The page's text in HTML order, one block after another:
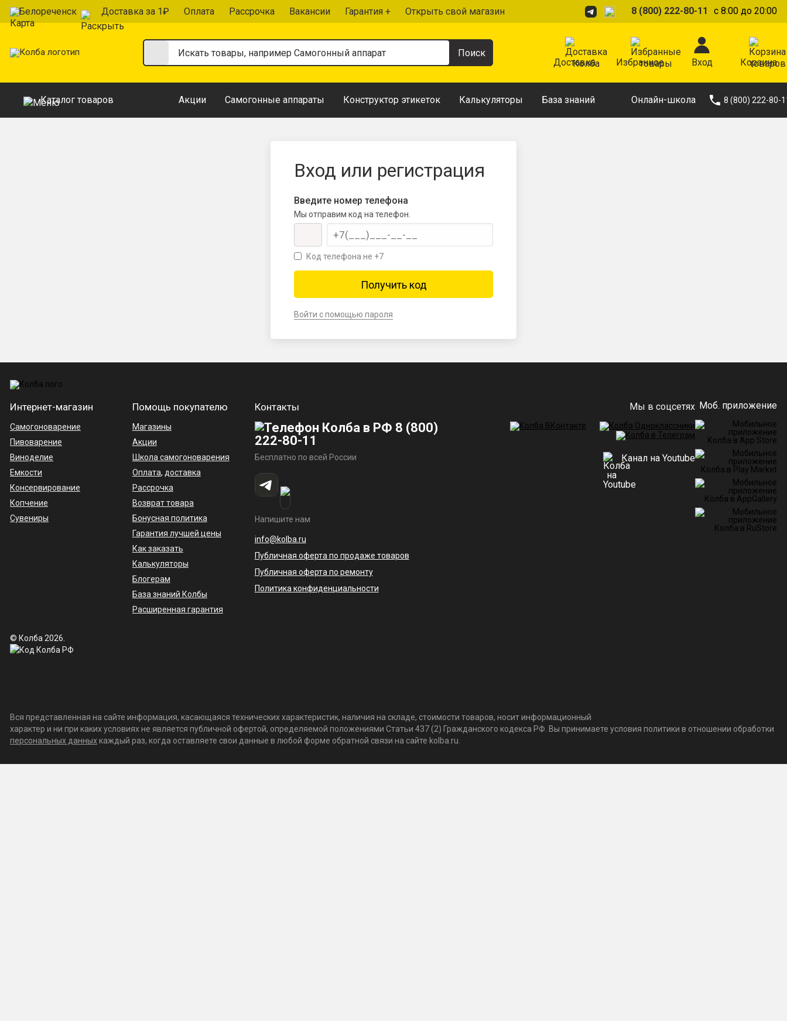
Белореченск Доставка за 1₽ Оплата Рассрочка Вакансии Гарантия + Открыть свой магазин 8 (800) 222-80-11 с 8:00 до 20:00
Доставка Избранное Вход Корзина
Каталог товаров Акции Самогонные аппараты Конструктор этикеток Калькуляторы База знаний Онлайн-школа 8 (800) 222-80-
Вход или регистрация
Введите номер телефона
Мы отправим код на телефон.
Код телефона не +7
Войти с помощью пароля
Интернет-магазин
Самогоноварение
Пивоварение
Виноделие
Емкости
Консервирование
Копчение
Сувениры
Помощь покупателю
Магазины
Акции
Школа самогоноварения
Оплата, доставка
Рассрочка
Возврат товара
Бонусная политика
Гарантия лучшей цены
Как заказать
Калькуляторы
Блогерам
База знаний Колбы
Расширенная гарантия
Контакты
8 (800)
222-80-11
Бесплатно по всей России
Напишите нам
info@kolba.ru
Публичная оферта по продаже товаров
Публичная оферта по ремонту
Политика конфиденциальности
Мы в соцсетях
Канал на Youtube
Моб. приложение
© Колба 2026.
Вся представленная на сайте информация, касающаяся технических характеристик, наличия на складе, стоимости товаров, носит информационный
характер и ни при каких условиях не является публичной офертой, определяемой положениями Статьи 437 (2) Гражданского кодекса РФ. Вы принимаете условия политики в отношении обработки
персональных данныхкаждый раз, когда оставляете свои данные в любой форме обратной связи на сайте kolba.ru.